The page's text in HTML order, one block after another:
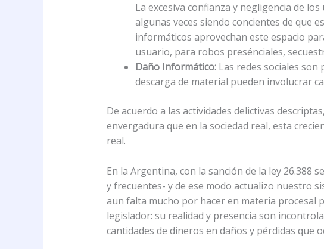
La excesiva confianza y negligencia de
algunas veces siendo concientes de que
informáticos aprovechan este espacio
usuario, para robos presénciales,
Daño Informático:Las redes sociales son
descarga de material pueden involucrar
De acuerdo a las actividades delictivas
envergadura que en la sociedad real, esta
real.
En la Argentina, con la sanción de la ley 26.388
y frecuentes- y de ese modo actualizo nuestro
aun falta mucho por hacer en materia procesal
legislador: su realidad y presencia son
cantidades de dineros en daños y pérdidas que